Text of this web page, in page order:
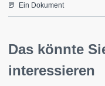
Ein Dokument
Das könnte
interessieren